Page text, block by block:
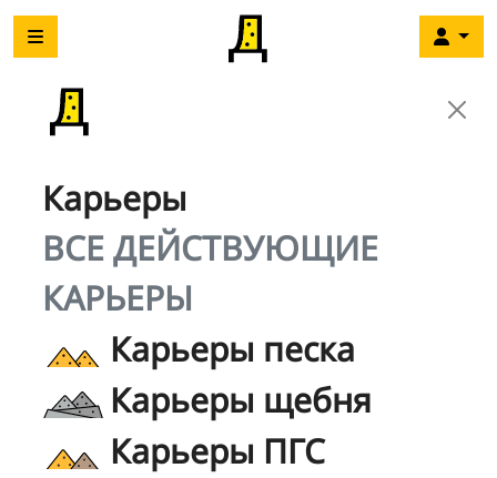
Карьеры
ВСЕ ДЕЙСТВУЮЩИЕ
КАРЬЕРЫ
Карьеры песка
Карьеры щебня
Карьеры ПГС